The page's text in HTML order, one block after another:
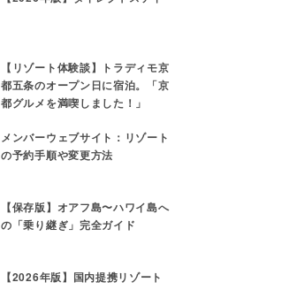
【リゾート体験談】トラディモ京
都五条のオープン日に宿泊。「京
都グルメを満喫しました！」
メンバーウェブサイト：リゾート
の予約手順や変更方法
【保存版】オアフ島〜ハワイ島へ
の「乗り継ぎ」完全ガイド
【2026年版】国内提携リゾート